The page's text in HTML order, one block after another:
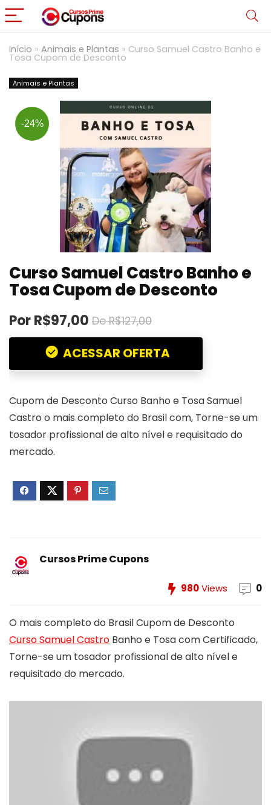
Início » Animais e Plantas » Curso Samuel Castro Banho e
Tosa Cupom de Desconto
Animais e Plantas
-24%
Curso Samuel Castro Banho e
Tosa Cupom de Desconto
Por R$97,00 De R$127,00
ACESSAR OFERTA
Cupom de Desconto Curso Banho e Tosa Samuel
Castro o mais completo do Brasil com, Torne-se um
tosador profissional de alto nível e requisitado do
mercado.
Cursos Prime Cupons
980Views 0
O mais completo do Brasil Cupom de Desconto
Curso Samuel Castro Banho e Tosa com Certificado,
Torne-se um tosador profissional de alto nível e
requisitado do mercado.